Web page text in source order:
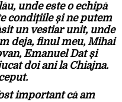
unde este o echipă
condițiile și ne putem
un vestiar unit, unde
deja, finul meu, Mihai
Emanuel Dat și
doi ani la Chiajna.
important că am